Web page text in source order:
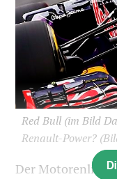
Red Bull (im Bild
Renault-Power?
Der